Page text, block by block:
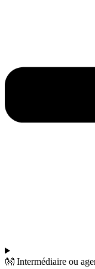
👐 Intermédiaire ou